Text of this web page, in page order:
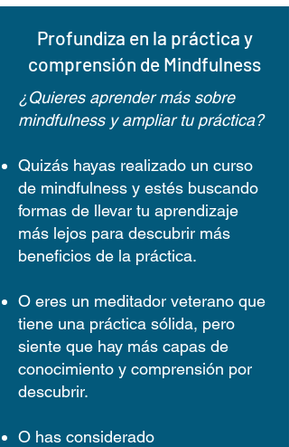
Profundiza en la práctica y
comprensión de Mindfulness
¿Quieres aprender más sobre
mindfulness y ampliar tu práctica?
Quizás hayas realizado un curso
de mindfulness y estés buscando
formas de llevar tu aprendizaje
más lejos para descubrir más
beneficios de la práctica.
O eres un meditador veterano que
tiene una práctica sólida, pero
siente que hay más capas de
conocimiento y comprensión por
descubrir.
O has considerado